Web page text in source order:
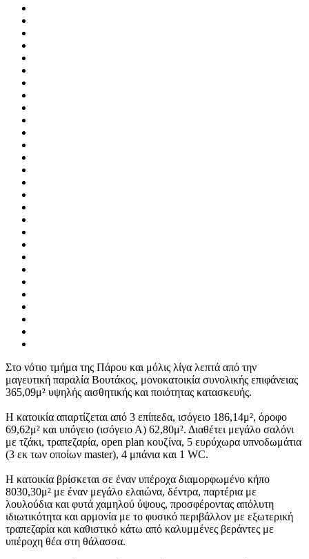
Στο νότιο τμήμα της Πάρου και μόλις λίγα λεπτά από την
μαγευτική παραλία Βουτάκος, μονοκατοικία συνολικής επιφάνειας
365,09μ² υψηλής αισθητικής και ποιότητας κατασκευής.
Η κατοικία απαρτίζεται από 3 επίπεδα, ισόγειο 186,14μ², όροφο
69,62μ² και υπόγειο (ισόγειο Α) 62,80μ². Διαθέτει μεγάλο σαλόνι
με τζάκι, τραπεζαρία, open plan κουζίνα, 5 ευρύχωρα υπνοδωμάτια
(3 εκ των οποίων master), 4 μπάνια και 1 WC.
Η κατοικία βρίσκεται σε έναν υπέροχα διαμορφωμένο κήπο
8030,30μ² με έναν μεγάλο ελαιώνα, δέντρα, παρτέρια με
λουλούδια και φυτά χαμηλού ύψους, προσφέροντας απόλυτη
ιδιωτικότητα και αρμονία με το φυσικό περιβάλλον με εξωτερική
τραπεζαρία και καθιστικό κάτω από καλυμμένες βεράντες με
υπέροχη θέα στη θάλασσα.